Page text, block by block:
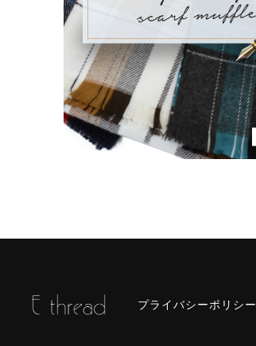
プライバシーポリシー